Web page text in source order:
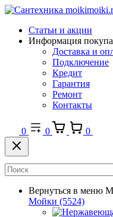
Статьи и акции
Информация
Доставка и
Подключение
Кредит
Гарантия
Ремонт
Контакты
0 0 0
Вернуться в меню
Мойки (5524)